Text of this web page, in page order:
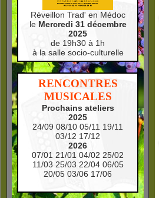
Réveillon Trad' en Médoc
le Mercredi 31 décembre
2025
de 19h30 à 1h
à la salle socio-culturelle
RENCONTRES
MUSICALES
Prochains ateliers
2025
24/09 08/10 05/11 19/11
03/12 17/12
2026
07/01 21/01 04/02 25/02
11/03 25/03 22/04 06/05
20/05 03/06 17/06